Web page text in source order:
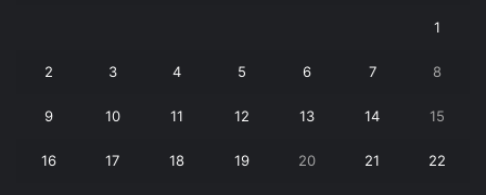
1
2 3 4 5 6 7 8
9 10 11 12 13 14 15
16 17 18 19 20 21 22